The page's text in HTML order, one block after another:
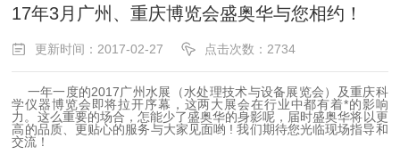
17年3月广州、重庆博览会盛奥华与您相约！
更新时间：2017-02-27 点击次数：2734
一年一度的2017广州水展（水处理技术与设备展览会）及重庆科
学仪器博览会即将拉开序幕，这两大展会在行业中都有着*的影响
力。这么重要的场合，怎能少了盛奥华的身影呢，届时盛奥华将以更
高的品质、更贴心的服务与大家见面哟 ! 我们期待您光临现场指导和
交流！